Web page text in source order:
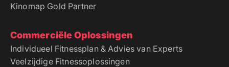
Kinomap Gold Partner
Commerciële Oplossingen
Individueel Fitnessplan & Advies van Experts
Veelzijdige Fitnessoplossingen